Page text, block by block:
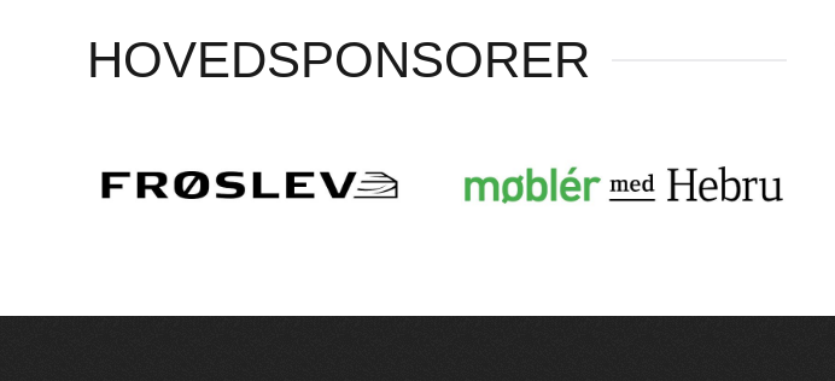
HOVEDSPONSORER